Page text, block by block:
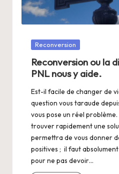
Posté
Reconversion
Reconversion ou la
PNL nous y aide.
Est-il facile de changer de
question vous taraude
vous pose un réel
trouver rapidement une
permettra de vous donner
positives ; il faut
pour ne pas devoir…